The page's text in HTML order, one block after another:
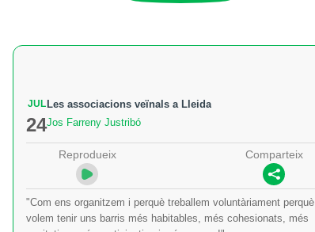
JUL
24
Les associacions veïnals a Lleida
Jos Farreny Justribó
Reprodueix Comparteix
"Com ens organitzem i perquè treballem voluntàriament perquè
volem tenir uns barris més habitables, més cohesionats, més